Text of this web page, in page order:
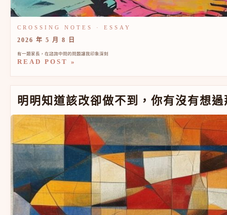
2026 年 5 月 8 日
有一類家長，在諮詢中問的問題讓我印象深刻
READ POST »
明明知道該改卻做不到，你有沒有想
明明知道該改卻做不到，你有沒有想過那個行為在保護你